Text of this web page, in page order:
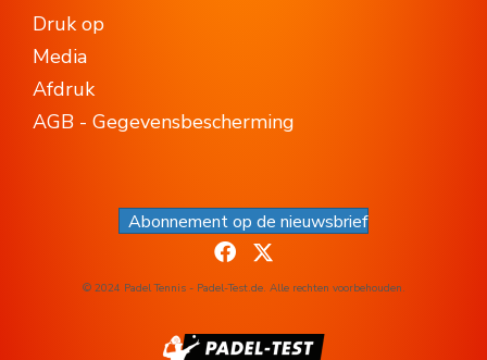
Druk op
Media
Afdruk
AGB - Gegevensbescherming
Abonnement op de nieuwsbrief
© 2024 Padel Tennis - Padel-Test.de. Alle rechten voorbehouden.